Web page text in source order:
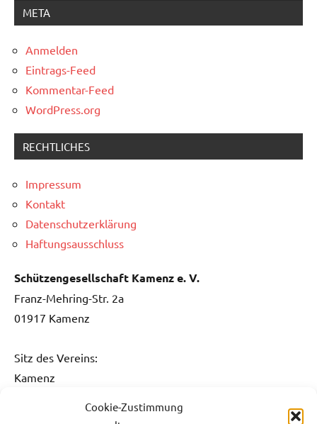
Cookie-Zustimmung
META
Anmelden
Eintrags-Feed
Kommentar-Feed
WordPress.org
RECHTLICHES
Impressum
Kontakt
Datenschutzerklärung
Haftungsausschluss
Schützengesellschaft Kamenz e. V.
Franz-Mehring-Str. 2a
01917 Kamenz
Sitz des Vereins:
Kamenz